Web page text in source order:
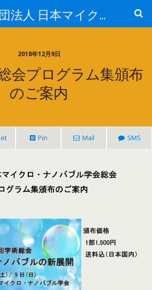
一般社団法人 日本マイクロ・ナノバブル学会
2018年12月9日
会プログラム集頒布
のご案内
Pin Mail SMS